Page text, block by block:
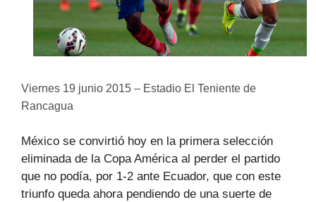
Viernes 19 junio 2015 – Estadio El Teniente de
Rancagua
México se convirtió hoy en la primera selección
eliminada de la Copa América al perder el partido
que no podía, por 1-2 ante Ecuador, que con este
triunfo queda ahora pendiendo de una suerte de